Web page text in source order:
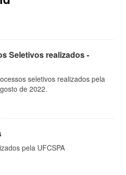
Seletivos realizados -
seletivos realizados pela
de 2022.
pela UFCSPA